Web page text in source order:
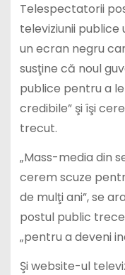
Telespectatorii
televiziunii
un ecran negru
susţine că noul
publice pentru a
credibile” şi îşi
trecut.
„Mass-media din
cerem scuze
de mulţi ani”, se
postul public
„pentru a deveni
Şi website-ul